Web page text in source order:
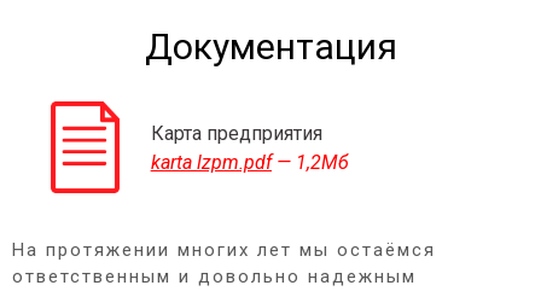
Документация
Карта предприятия
karta lzpm.pdf— 1,2Мб
На протяжении многих лет мы остаёмся
ответственным и довольно надежным